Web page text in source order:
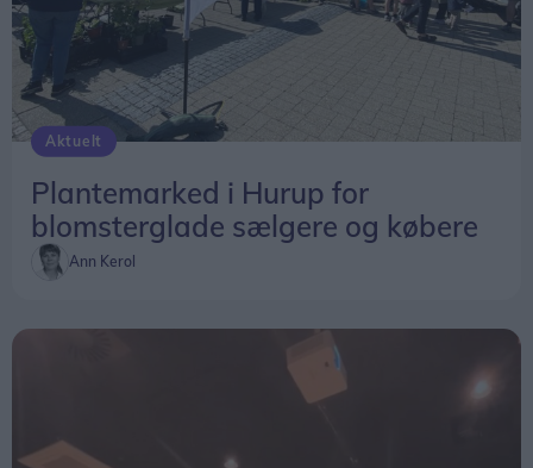
Aktuelt
Plantemarked i Hurup for
blomsterglade sælgere og købere
Ann Kerol